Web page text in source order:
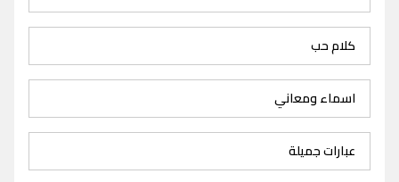
كلام حب
اسماء ومعاني
عبارات جميلة